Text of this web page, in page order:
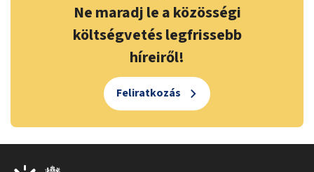
Ne maradj le a közösségi
költségvetés legfrissebb
híreiről!
Feliratkozás